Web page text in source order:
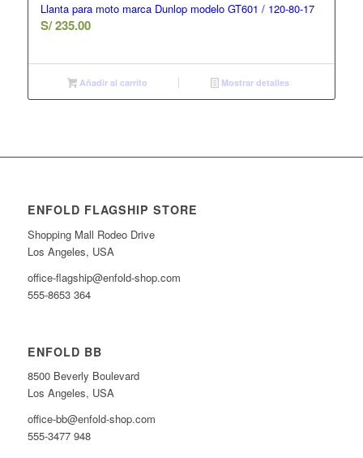
Llanta para moto marca Dunlop modelo GT601 / 120-80-17
S/235.00
Añadir al carrito Mostrar detalles
ENFOLD FLAGSHIP STORE
Shopping Mall Rodeo Drive
Los Angeles, USA
office-flagship@enfold-shop.com
555-8653 364
ENFOLD BB
8500 Beverly Boulevard
Los Angeles, USA
office-bb@enfold-shop.com
555-3477 948